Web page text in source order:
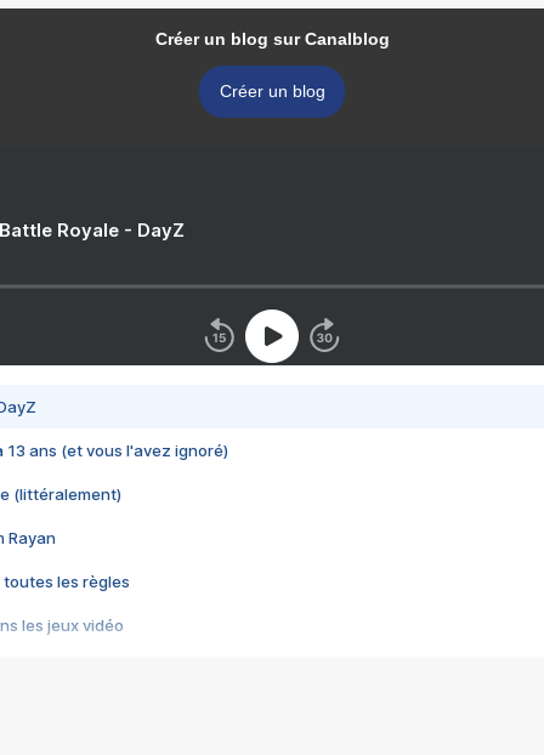
Créer un blog sur Canalblog
Créer un blog
Royale - DayZ
13 ans (et vous l'avez ignoré)
(littéralement)
Rayan
toutes les règles
les jeux vidéo